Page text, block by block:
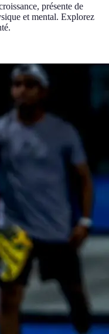
présente de
et mental. Explorez